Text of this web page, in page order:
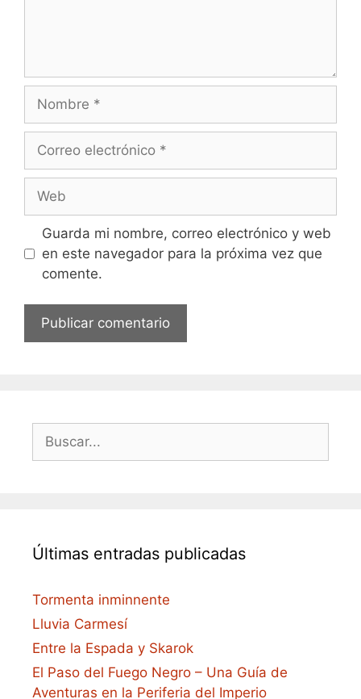
electrónico
Guarda mi nombre, correo electrónico y web
en este navegador para la próxima vez que
comente.
Buscar:
Últimas entradas publicadas
Tormenta inminnente
Lluvia Carmesí
Entre la Espada y Skarok
El Paso del Fuego Negro – Una Guía de
Aventuras en la Periferia del Imperio